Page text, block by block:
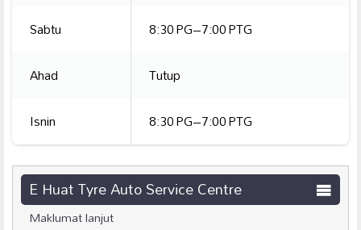
Sabtu
8:30 PG–7:00 PTG
Ahad
Tutup
Isnin
8:30 PG–7:00 PTG
E Huat Tyre Auto Service Centre
Maklumat lanjut